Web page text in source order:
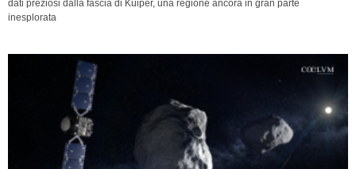
dati preziosi dalla fascia di Kuiper, una regione ancora in gran parte
inesplorata